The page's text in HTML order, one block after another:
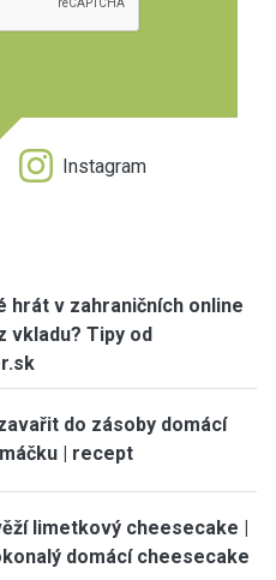
Instagram
hrát v zahraničních online
vkladu? Tipy od
do zásoby domácí
| recept
limetkový cheesecake |
domácí cheesecake